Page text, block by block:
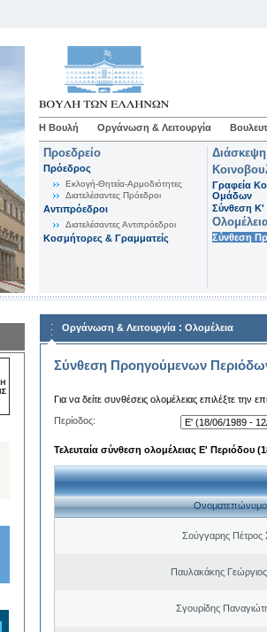
Η Βουλή Οργάνωση & Λειτουργία
Προεδρείο
Πρόεδρος
Εκλογή-Θητεία-Αρμοδιότητες
Διατελέσαντες Πρόεδροι
Αντιπρόεδροι
Διατελέσαντες Αντιπρόεδροι
Κοσμήτορες & Γραμματείς
Γραφεία
Ομάδων
Σύνθεση K'
Σύνθεση
Οργάνωση & Λειτουργία : Ολομέλεια
Σύνθεση Προηγούμενων
Για να δείτε συνθέσεις ολομέλειας επιλέξτε την
Περίοδος:
Τελευταία σύνθεση ολομέλειας Ε' Περιόδου
Ονοματεπώνυμο
Σούγγαρης Πέτρος
Παυλακάκης
Σγουρίδης